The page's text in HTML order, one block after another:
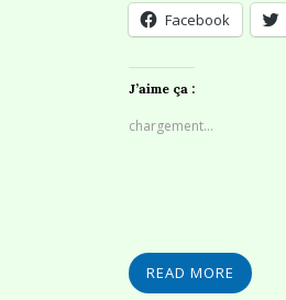
Facebook
J’aime ça :
chargement…
READ MORE